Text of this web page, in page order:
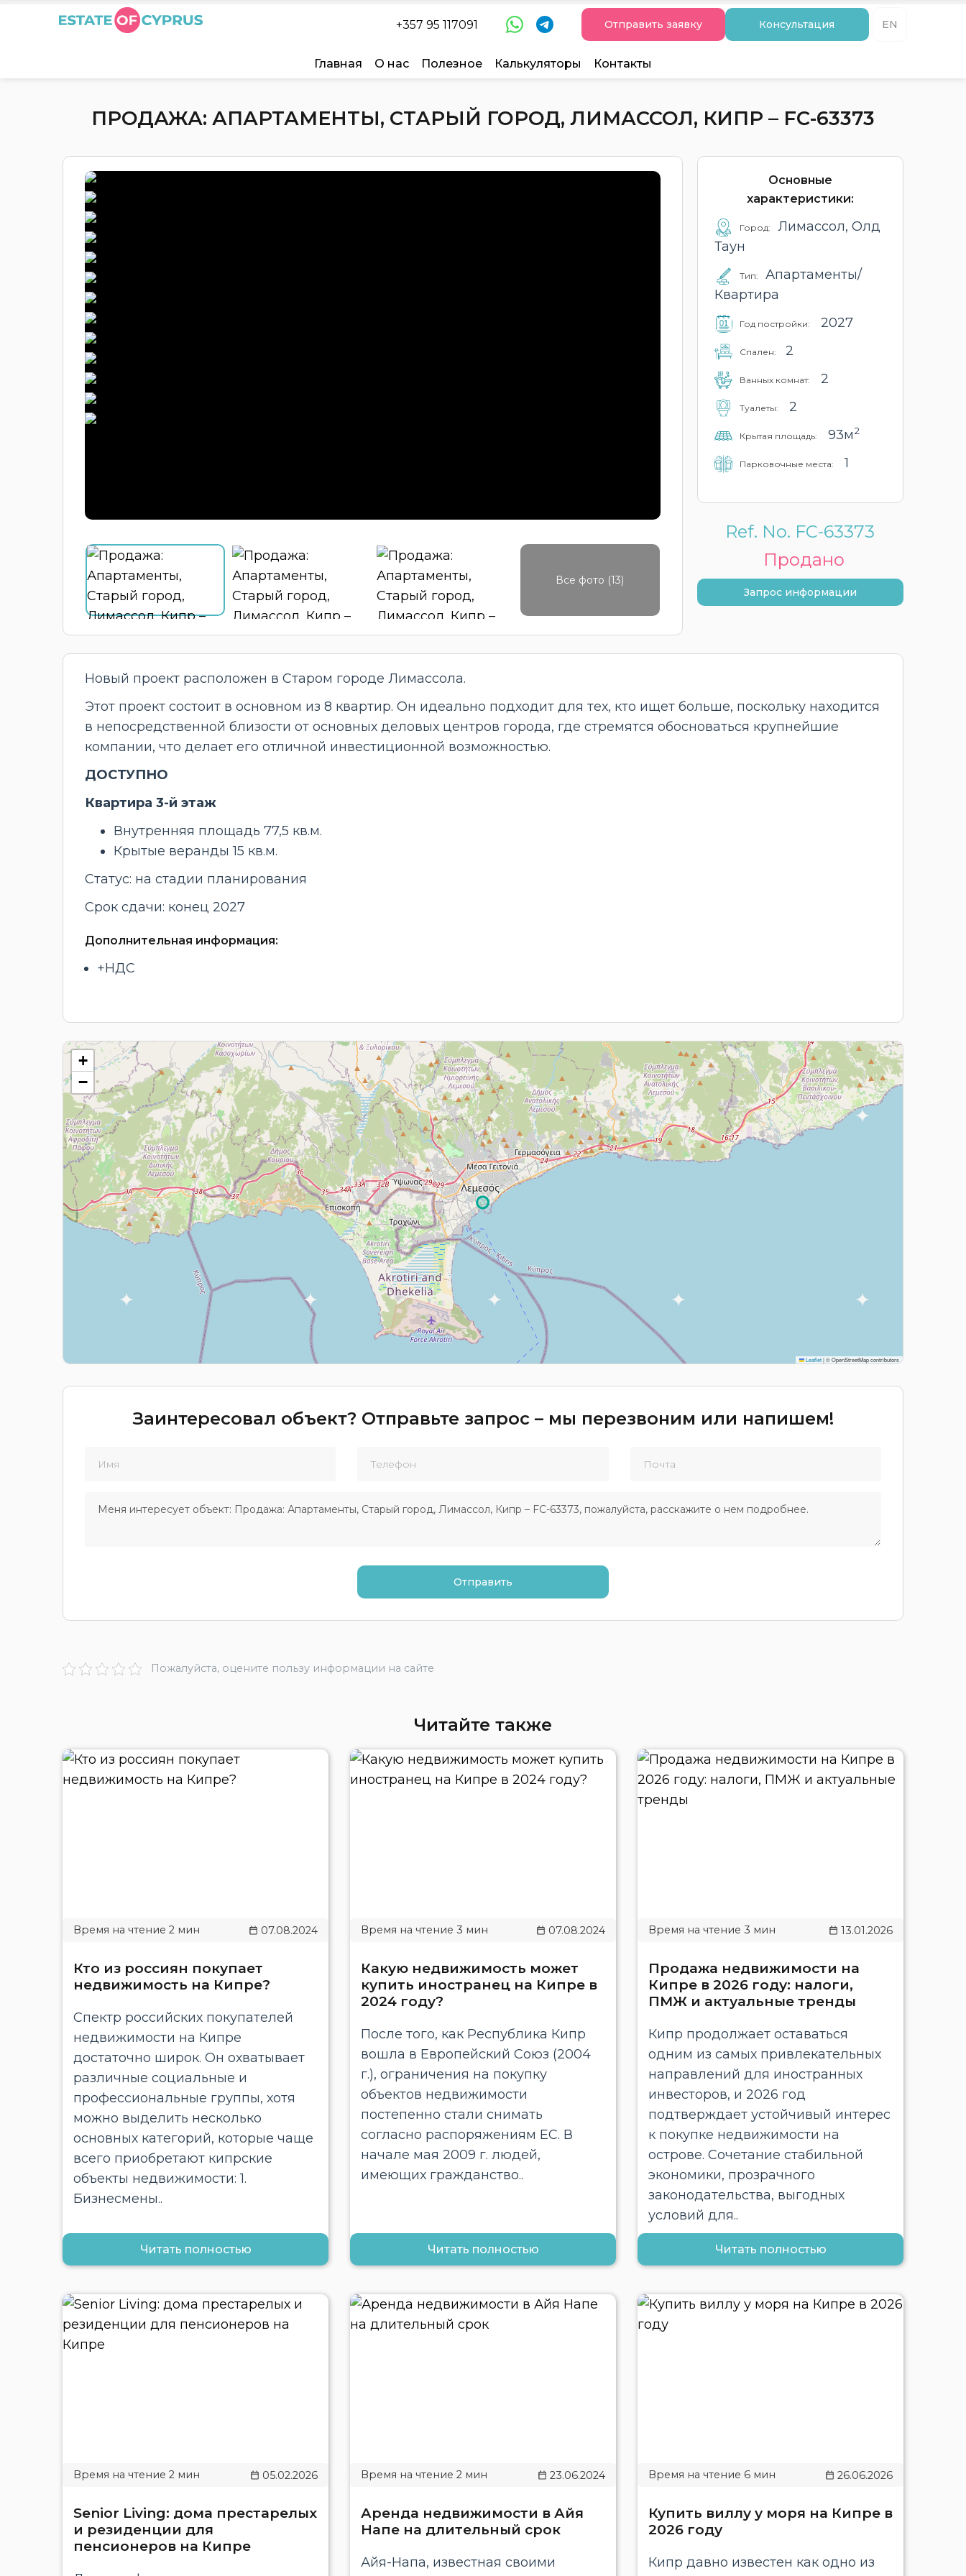
+357 95 117091 Отправить заявку Консультация EN
Главная О нас Полезное Калькуляторы Контакты
ПРОДАЖА: АПАРТАМЕНТЫ, СТАРЫЙ ГОРОД, ЛИМАССОЛ, КИПР – FC-63373
Все фото (13)
Основные
характеристики:
Город:
Лимассол, Олд
Таун
Тип:
Апартаменты/
Квартира
Год постройки: 2027
Cпален: 2
Ванных комнат: 2
Туалеты: 2
Крытая площадь: 93м2
Парковочные места: 1
Ref. No. FC-63373
Продано
Запрос информации
Новый проект расположен в Старом городе Лимассола.
Этот проект состоит в основном из 8 квартир. Он идеально подходит для тех, кто ищет больше, поскольку находится
в непосредственной близости от основных деловых центров города, где стремятся обосноваться крупнейшие
компании, что делает его отличной инвестиционной возможностью.
ДОСТУПНО
Квартира 3-й этаж
Внутренняя площадь 77,5 кв.м.
Крытые веранды 15 кв.м.
Статус: на стадии планирования
Срок сдачи: конец 2027
Дополнительная информация:
+НДС
+
−
Leaflet|© OpenStreetMap contributors
Заинтересовал объект? Отправьте запрос – мы перезвоним или напишем!
Пожалуйста, оцените пользу информации на сайте
Читайте также
07.08.2024
Кто из россиян покупает
недвижимость на Кипре?
Спектр российских покупателей
недвижимости на Кипре
достаточно широк. Он охватывает
различные социальные и
профессиональные группы, хотя
можно выделить несколько
основных категорий, которые чаще
всего приобретают кипрские
объекты недвижимости: 1.
Бизнесмены..
Читать полностью
07.08.2024
Какую недвижимость может
купить иностранец на Кипре в
2024 году?
После того, как Республика Кипр
вошла в Европейский Союз (2004
г.), ограничения на покупку
объектов недвижимости
постепенно стали снимать
согласно распоряжениям ЕС. В
начале мая 2009 г. людей,
имеющих гражданство..
Читать полностью
13.01.2026
Продажа недвижимости на
Кипре в 2026 году: налоги,
ПМЖ и актуальные тренды
Кипр продолжает оставаться
одним из самых привлекательных
направлений для иностранных
инвесторов, и 2026 год
подтверждает устойчивый интерес
к покупке недвижимости на
острове. Сочетание стабильной
экономики, прозрачного
законодательства, выгодных
условий для..
Читать полностью
05.02.2026
Senior Living: дома престарелых
и резиденции для
пенсионеров на Кипре
23.06.2024
Аренда недвижимости в Айя
Напе на длительный срок
Айя-Напа, известная своими
26.06.2026
Купить виллу у моря на Кипре в
2026 году
Кипр давно известен как одно из